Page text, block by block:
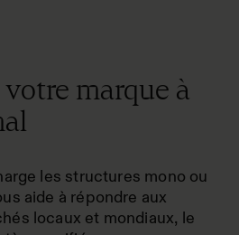
marque à
les structures mono ou
aide à répondre aux
locaux et mondiaux, le